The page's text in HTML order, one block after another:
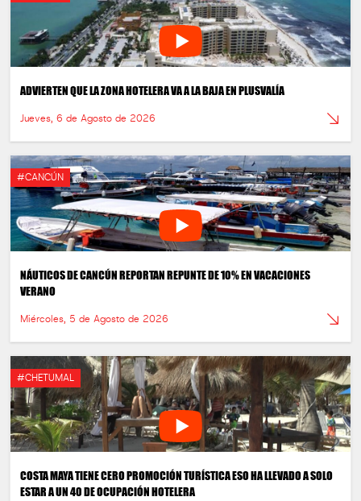
ADVIERTEN QUE LA ZONA HOTELERA VA A LA BAJA EN PLUSVALÍA
Jueves, 6 de Agosto de 2026
#CANCÚN
NÁUTICOS DE CANCÚN REPORTAN REPUNTE DE 10% EN VACACIONES
VERANO
Miércoles, 5 de Agosto de 2026
#CHETUMAL
COSTA MAYA TIENE CERO PROMOCIÓN TURÍSTICA ESO HA LLEVADO A SOLO
ESTAR A UN 40 DE OCUPACIÓN HOTELERA